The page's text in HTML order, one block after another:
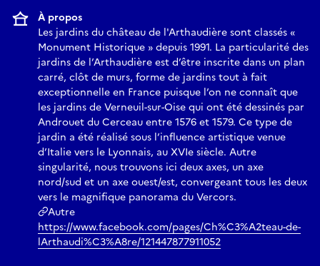
À propos
Les jardins du château de l'Arthaudière sont classés «
Monument Historique » depuis 1991. La particularité des
jardins de l’Arthaudière est d’être inscrite dans un plan
carré, clôt de murs, forme de jardins tout à fait
exceptionnelle en France puisque l’on ne connaît que
les jardins de Verneuil-sur-Oise qui ont été dessinés par
Androuet du Cerceau entre 1576 et 1579. Ce type de
jardin a été réalisé sous l’influence artistique venue
d’Italie vers le Lyonnais, au XVIe siècle. Autre
singularité, nous trouvons ici deux axes, un axe
nord/sud et un axe ouest/est, convergeant tous les deux
vers le magnifique panorama du Vercors.
Autre
https://www.facebook.com/pages/Ch%C3%A2teau-de-
lArthaudi%C3%A8re/121447877911052